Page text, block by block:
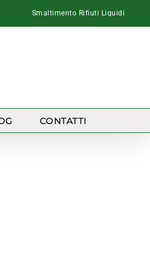
Smaltimento Rifiuti Liquidi
CONTATTI